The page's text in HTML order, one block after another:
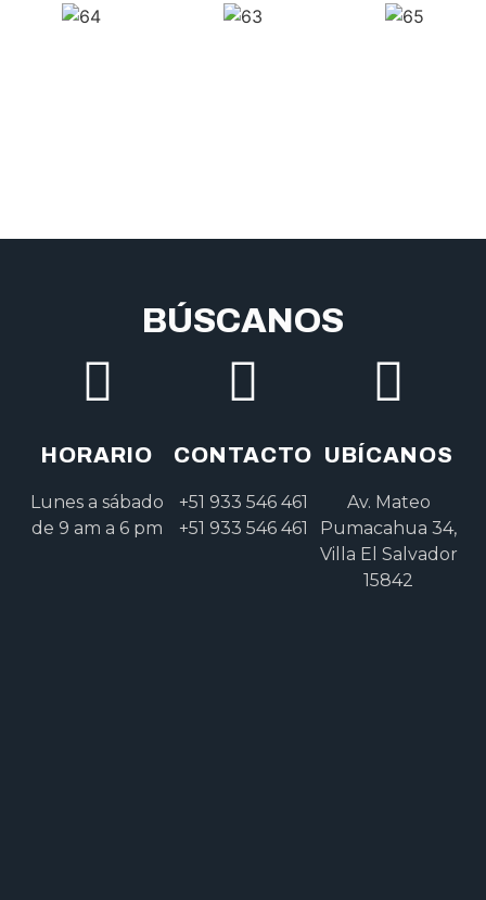
BÚSCANOS
HORARIO
Lunes a sábado
de 9 am a 6 pm
CONTACTO
+51 933 546 461
+51 933 546 461
UBÍCANOS
Av. Mateo
Pumacahua 34,
Villa El Salvador
15842